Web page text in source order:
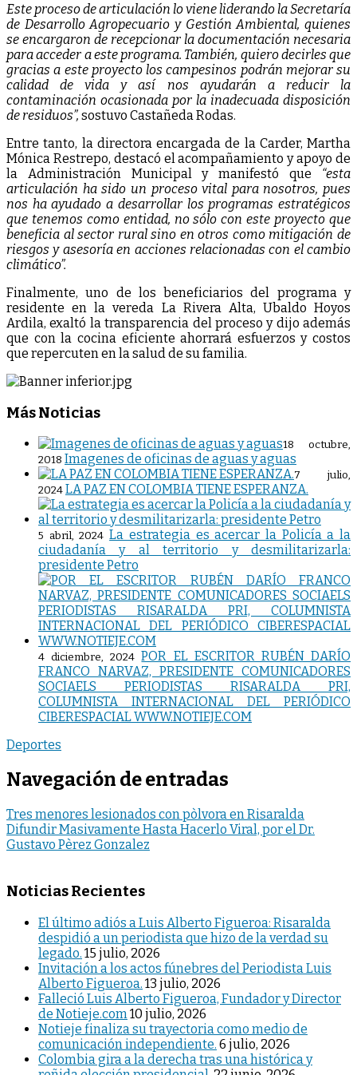
Este proceso de articulación lo viene liderando la Secretaría
de Desarrollo Agropecuario y Gestión Ambiental, quienes
se encargaron de recepcionar la documentación necesaria
para acceder a este programa. También, quiero decirles que
gracias a este proyecto los campesinos podrán mejorar su
calidad de vida y así nos ayudarán a reducir la
contaminación ocasionada por la inadecuada disposición
de residuos”, sostuvo Castañeda Rodas.
Entre tanto, la directora encargada de la Carder, Martha
Mónica Restrepo, destacó el acompañamiento y apoyo de
la Administración Municipal y manifestó que “esta
articulación ha sido un proceso vital para nosotros, pues
nos ha ayudado a desarrollar los programas estratégicos
que tenemos como entidad, no sólo con este proyecto que
beneficia al sector rural sino en otros como mitigación de
riesgos y asesoría en acciones relacionadas con el cambio
climático”.
Finalmente, uno de los beneficiarios del programa y
residente en la vereda La Rivera Alta, Ubaldo Hoyos
Ardila, exaltó la transparencia del proceso y dijo además
que con la cocina eficiente ahorrará esfuerzos y costos
que repercuten en la salud de su familia.
Más Noticias
18 octubre,
2018 Imagenes de oficinas de aguas y aguas
7 julio,
2024LA PAZ EN COLOMBIA TIENE ESPERANZA.
5 abril, 2024 La estrategia es acercar la Policía a la
ciudadanía y al territorio y desmilitarizarla:
presidente Petro
4 diciembre, 2024 POR EL ESCRITOR RUBÉN DARÍO
FRANCO NARVAZ, PRESIDENTE COMUNICADORES
SOCIAELS PERIODISTAS RISARALDA PRI,
COLUMNISTA INTERNACIONAL DEL PERIÓDICO
CIBERESPACIAL WWW.NOTIEJE.COM
Deportes
Navegación de entradas
Tres menores lesionados con pòlvora en Risaralda
Difundir Masivamente Hasta Hacerlo Viral, por el Dr.
Gustavo Pèrez Gonzalez
Noticias Recientes
El último adiós a Luis Alberto Figueroa: Risaralda
despidió a un periodista que hizo de la verdad su
legado. 15 julio, 2026
Invitación a los actos fúnebres del Periodista Luis
Alberto Figueroa. 13 julio, 2026
Falleció Luis Alberto Figueroa, Fundador y Director
de Notieje.com 10 julio, 2026
Notieje finaliza su trayectoria como medio de
comunicación independiente. 6 julio, 2026
Colombia gira a la derecha tras una histórica y